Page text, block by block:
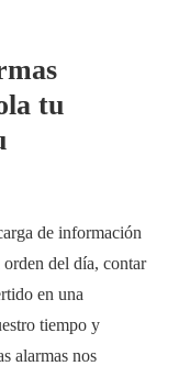
tu
de información
del día, contar
en una
tiempo y
alarmas nos